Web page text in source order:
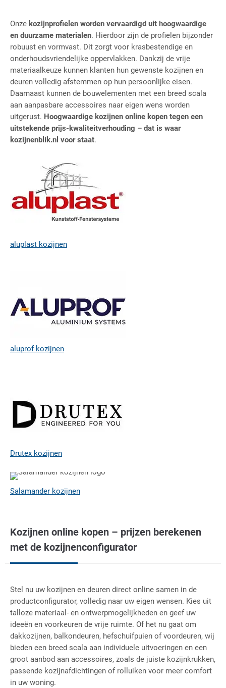
Onze kozijnprofielen worden vervaardigd uit hoogwaardige
en duurzame materialen. Hierdoor zijn de profielen bijzonder
robuust en vormvast. Dit zorgt voor krasbestendige en
onderhoudsvriendelijke oppervlakken. Dankzij de vrije
materiaalkeuze kunnen klanten hun gewenste kozijnen en
deuren volledig afstemmen op hun persoonlijke eisen.
Daarnaast kunnen de bouwelementen met een breed scala
aan aanpasbare accessoires naar eigen wens worden
uitgerust. Hoogwaardige kozijnen online kopen tegen een
uitstekende prijs-kwaliteitverhouding – dat is waar
kozijnenblik.nl voor staat.
aluplast kozijnen
aluprof kozijnen
Drutex kozijnen
Salamander kozijnen
Kozijnen online kopen – prijzen berekenen
met de kozijnenconfigurator
Stel nu uw kozijnen en deuren direct online samen in de
productconfigurator, volledig naar uw eigen wensen. Kies uit
talloze materiaal- en ontwerpmogelijkheden en geef uw
ideeën en voorkeuren de vrije ruimte. Of het nu gaat om
dakkozijnen, balkondeuren, hefschuifpuien of voordeuren, wij
bieden een breed scala aan individuele uitvoeringen en een
groot aanbod aan accessoires, zoals de juiste kozijnkrukken,
passende kozijnafdichtingen of rolluiken voor meer comfort
in uw woning.